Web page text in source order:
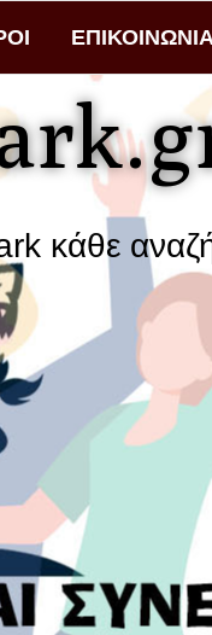
αναζήτηση